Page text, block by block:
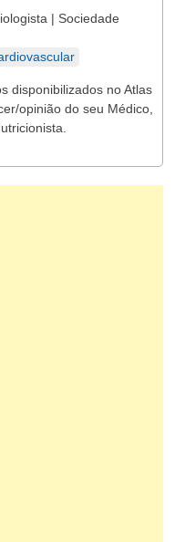
| Sociedade
disponibilizados no Atlas
opinião do seu Médico,